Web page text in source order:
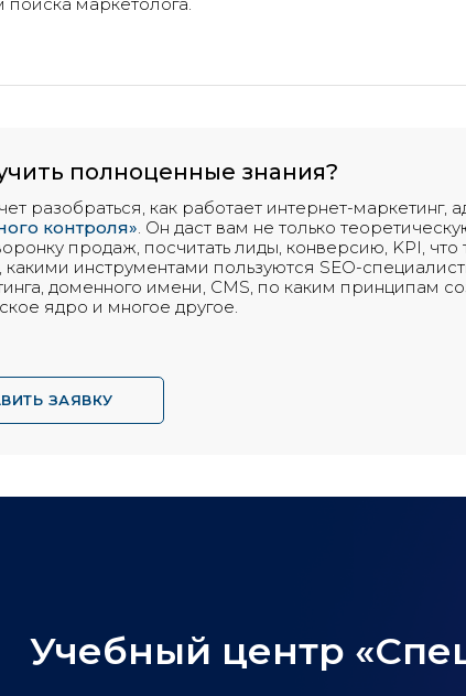
полноценные знания?
разобраться, как работает интернет-маркетинг,
контроля». Он даст вам не только
продаж, посчитать лиды, конверсию, KPI,
какими инструментами пользуются SEO-
доменного имени, CMS, по каким принципам
ядро и многое другое.
ЗАЯВКУ
Учебный центр